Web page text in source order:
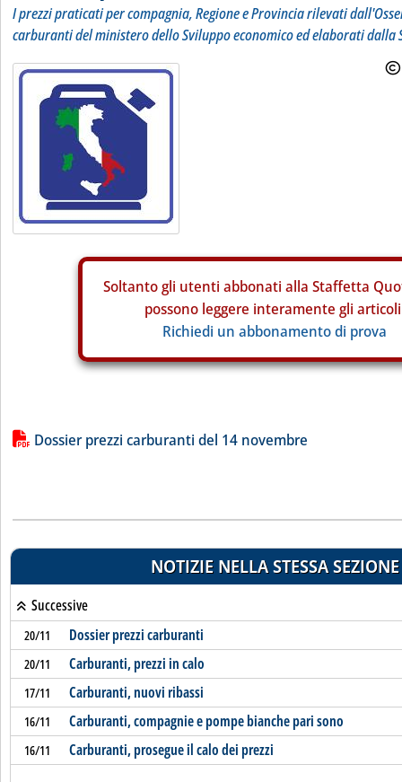
I prezzi praticati per compagnia, Regione e Provincia rilevati
carburanti del ministero dello Sviluppo economico ed elaborati dalla
Soltanto gli utenti abbonati alla Staffetta
possono leggere interamente gli
Richiedi un abbonamento di prova
Lista allegati PDF alla notizia
Dossier prezzi carburanti del 14 novembre
NOTIZIE NELLA STESSA SEZIONE
Successive
20/11 Dossier prezzi carburanti
20/11 Carburanti, prezzi in calo
17/11 Carburanti, nuovi ribassi
16/11 Carburanti, compagnie e pompe bianche pari sono
16/11 Carburanti, prosegue il calo dei prezzi